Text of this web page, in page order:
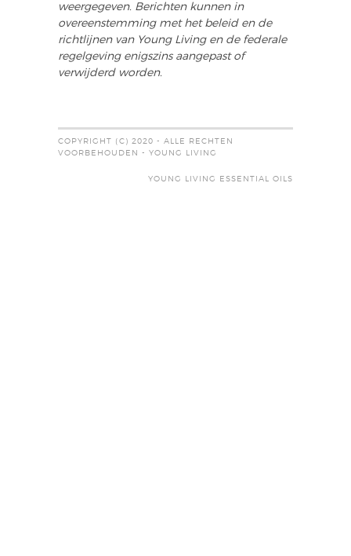
weergegeven. Berichten kunnen in
overeenstemming met het beleid en de
richtlijnen van Young Living en de federale
regelgeving enigszins aangepast of
verwijderd worden.
COPYRIGHT (C) 2020 - ALLE RECHTEN
VOORBEHOUDEN - YOUNG LIVING
YOUNG LIVING ESSENTIAL OILS